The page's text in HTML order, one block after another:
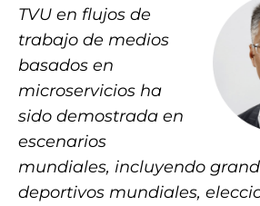
TVU en flujos de
trabajo de medios
basados ​​en
microservicios ha
sido demostrada en
escenarios
mundiales, incluyendo
deportivos mundiales,